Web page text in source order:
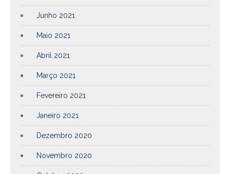
Junho 2021
Maio 2021
Abril 2021
Março 2021
Fevereiro 2021
Janeiro 2021
Dezembro 2020
Novembro 2020